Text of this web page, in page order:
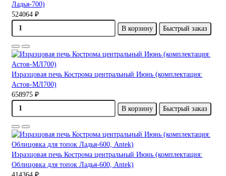
Ладья-700)
524064 ₽
В корзину
Быстрый заказ
Изразцовая печь Кострома центральный Июнь (комплектация:
Астов-МЛ700)
658975 ₽
В корзину
Быстрый заказ
Изразцовая печь Кострома центральный Июнь (комплектация:
Облицовка для топок Ладья-600, Antek)